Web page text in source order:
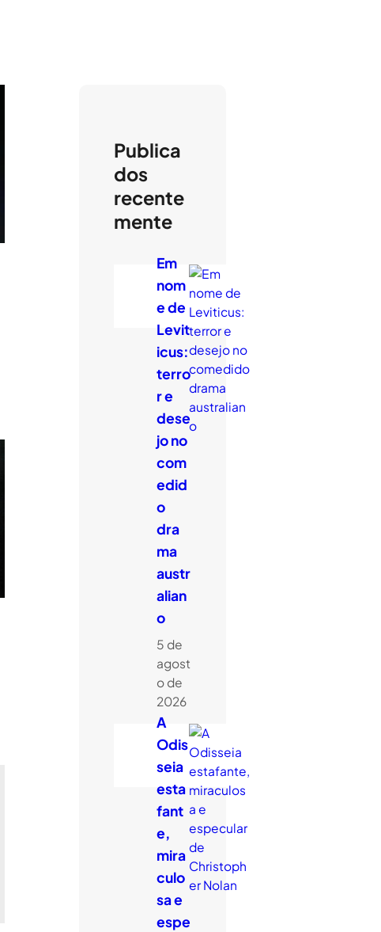
Publica
dos
recente
mente
Em
nom
e de
Levit
icus:
terro
r e
dese
jo no
com
edid
o
dra
ma
austr
alian
o
5 de
agost
o de
2026
A
Odis
seia
esta
fant
e,
mira
culo
sa e
espe